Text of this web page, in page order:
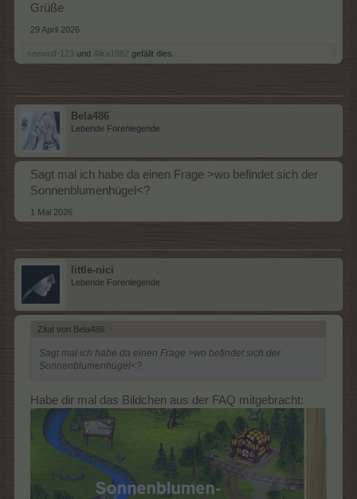
Grüße
29 April 2026
seewolf-123 und Alira1982 gefällt dies.
Bela486
Lebende Forenlegende
Sagt mal ich habe da einen Frage >wo befindet sich der
Sonnenblumenhügel<?
1 Mai 2026
little-nici
Lebende Forenlegende
Zitat von Bela486: ↑
Sagt mal ich habe da einen Frage >wo befindet sich der
Sonnenblumenhügel<?
Habe dir mal das Bildchen aus der FAQ mitgebracht: